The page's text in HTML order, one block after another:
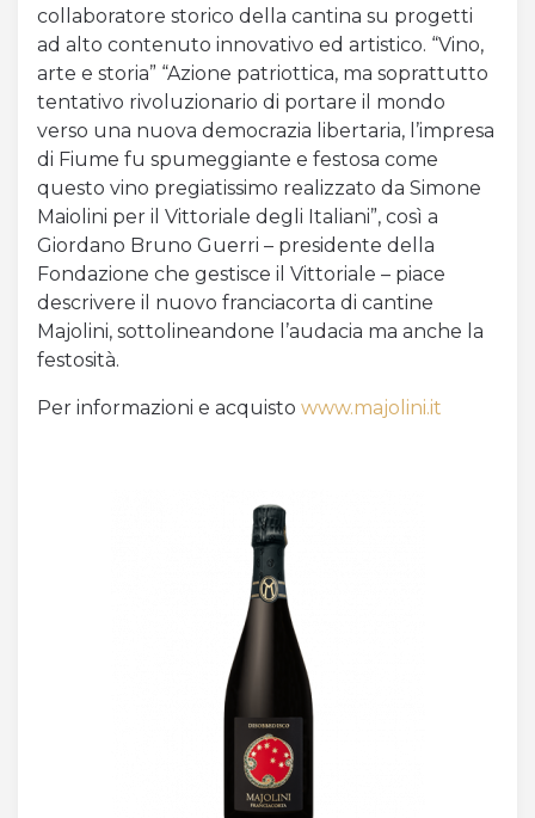
collaboratore storico della cantina su progetti
ad alto contenuto innovativo ed artistico. “Vino,
arte e storia” “Azione patriottica, ma soprattutto
tentativo rivoluzionario di portare il mondo
verso una nuova democrazia libertaria, l’impresa
di Fiume fu spumeggiante e festosa come
questo vino pregiatissimo realizzato da Simone
Maiolini per il Vittoriale degli Italiani”, così a
Giordano Bruno Guerri – presidente della
Fondazione che gestisce il Vittoriale – piace
descrivere il nuovo franciacorta di cantine
Majolini, sottolineandone l’audacia ma anche la
festosità.
Per informazioni e acquisto www.majolini.it